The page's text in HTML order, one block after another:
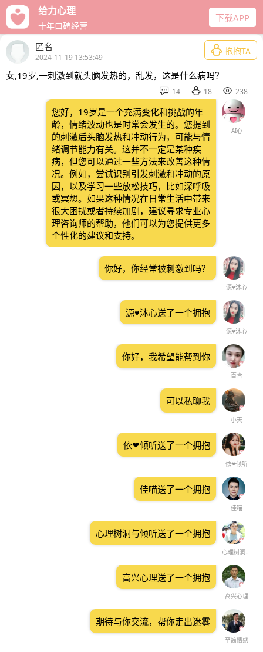
给力心理
十年口碑经营
下载APP
匿名
2024-11-19 13:53:49
 抱抱TA
女,19岁,一刺激到就头脑发热的，乱发，这是什么病吗？
 14  18  238
AI心
您好，19岁是一个充满变化和挑战的年
龄，情绪波动也是时常会发生的。您提到
的刺激后头脑发热和冲动行为，可能与情
绪调节能力有关。这并不一定是某种疾
病，但您可以通过一些方法来改善这种情
况。例如，尝试识别引发刺激和冲动的原
因，以及学习一些放松技巧，比如深呼吸
或冥想。如果这种情况在日常生活中带来
很大困扰或者持续加剧，建议寻求专业心
理咨询师的帮助，他们可以为您提供更多
个性化的建议和支持。
源♥沐心
你好，你经常被刺激到吗？
源♥沐心
源♥沐心送了一个拥抱
百合
你好，我希望能帮到你
小天
可以私聊我
依❤倾听
依❤倾听送了一个拥抱
佳喵
佳喵送了一个拥抱
心理树洞与倾听
心理树洞与倾听送了一个拥抱
高兴心理
高兴心理送了一个拥抱
至简情感
期待与你交流，帮你走出迷雾